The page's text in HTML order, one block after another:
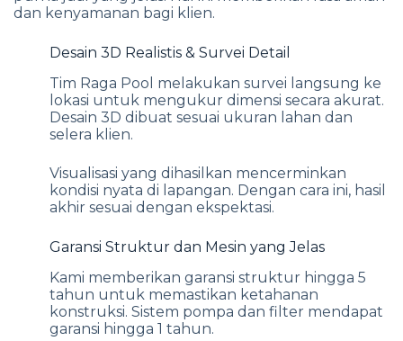
dan kenyamanan bagi klien.
Desain 3D Realistis & Survei Detail
Tim Raga Pool melakukan survei langsung ke
lokasi untuk mengukur dimensi secara akurat.
Desain 3D dibuat sesuai ukuran lahan dan
selera klien.
Visualisasi yang dihasilkan mencerminkan
kondisi nyata di lapangan. Dengan cara ini, hasil
akhir sesuai dengan ekspektasi.
Garansi Struktur dan Mesin yang Jelas
Kami memberikan garansi struktur hingga 5
tahun untuk memastikan ketahanan
konstruksi. Sistem pompa dan filter mendapat
garansi hingga 1 tahun.